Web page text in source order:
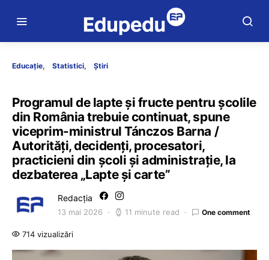
Educație Statistici Știri
Programul de lapte și fructe pentru școlile
din România trebuie continuat, spune
viceprim-ministrul Tánczos Barna /
Autorități, decidenți, procesatori,
practicieni din școli și administrație, la
dezbaterea „Lapte și carte”
Redacția
13 mai 2026 11 minute read One comment
714 vizualizări